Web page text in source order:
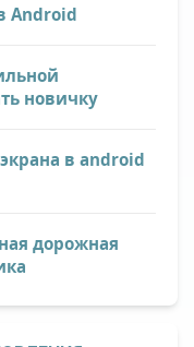
Android
новичку
в android
дорожная